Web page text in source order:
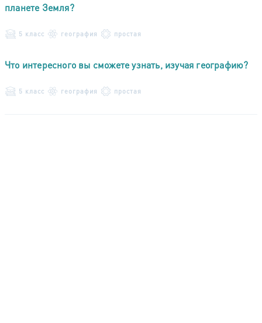
планете Земля?
5 класс география простая
Что интересного вы сможете узнать, изучая географию?
5 класс география простая